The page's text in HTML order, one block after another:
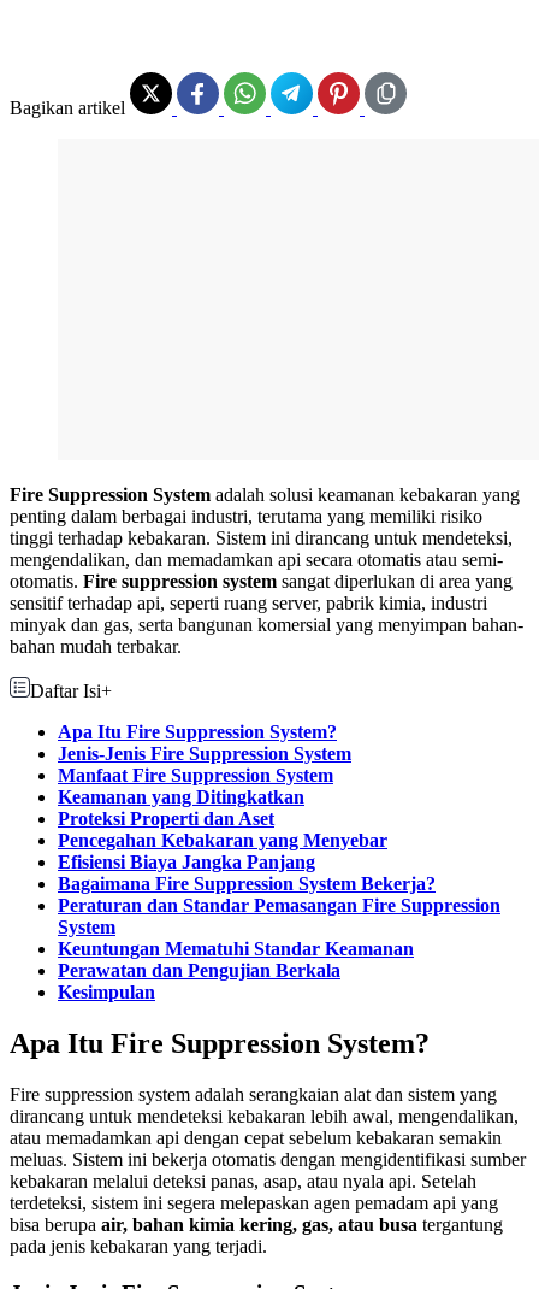
Bagikan artikel
Fire Suppression System adalah solusi keamanan kebakaran yang
penting dalam berbagai industri, terutama yang memiliki risiko
tinggi terhadap kebakaran. Sistem ini dirancang untuk mendeteksi,
mengendalikan, dan memadamkan api secara otomatis atau semi-
otomatis. Fire suppression system sangat diperlukan di area yang
sensitif terhadap api, seperti ruang server, pabrik kimia, industri
minyak dan gas, serta bangunan komersial yang menyimpan bahan-
bahan mudah terbakar.
Daftar Isi+
Apa Itu Fire Suppression System?
Jenis-Jenis Fire Suppression System
Manfaat Fire Suppression System
Keamanan yang Ditingkatkan
Proteksi Properti dan Aset
Pencegahan Kebakaran yang Menyebar
Efisiensi Biaya Jangka Panjang
Bagaimana Fire Suppression System Bekerja?
Peraturan dan Standar Pemasangan Fire Suppression
System
Keuntungan Mematuhi Standar Keamanan
Perawatan dan Pengujian Berkala
Kesimpulan
Apa Itu Fire Suppression System?
Fire suppression system adalah serangkaian alat dan sistem yang
dirancang untuk mendeteksi kebakaran lebih awal, mengendalikan,
atau memadamkan api dengan cepat sebelum kebakaran semakin
meluas. Sistem ini bekerja otomatis dengan mengidentifikasi sumber
kebakaran melalui deteksi panas, asap, atau nyala api. Setelah
terdeteksi, sistem ini segera melepaskan agen pemadam api yang
bisa berupa air, bahan kimia kering, gas, atau busa tergantung
pada jenis kebakaran yang terjadi.